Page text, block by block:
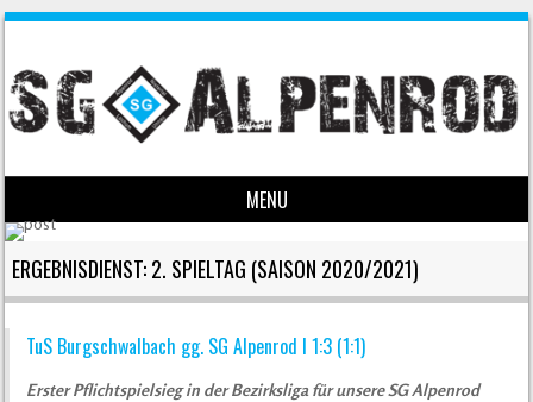
MENU
Skip to content
ERGEBNISDIENST: 2. SPIELTAG (SAISON 2020/2021)
TuS Burgschwalbach gg. SG Alpenrod I 1:3 (1:1)
Erster Pflichtspielsieg in der Bezirksliga für unsere SG Alpenrod